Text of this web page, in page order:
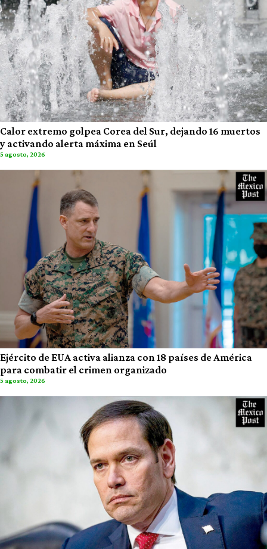
Calor extremo golpea Corea del Sur, dejando 16 muertos
y activando alerta máxima en Seúl
5 agosto, 2026
Ejército de EUA activa alianza con 18 países de América
para combatir el crimen organizado
5 agosto, 2026